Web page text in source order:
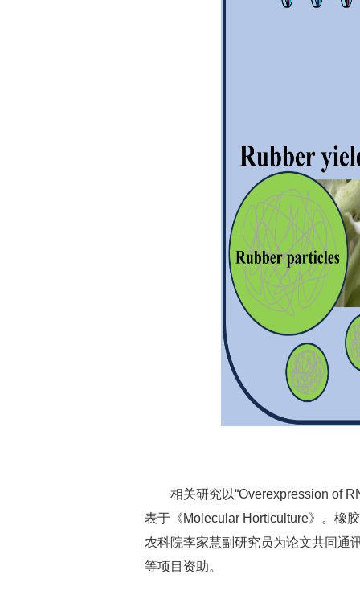
相关研究以“Overexpression of
表于《Molecular Horticulture》。橡
农科院李家慧副研究员为论文共同通
等项目资助。